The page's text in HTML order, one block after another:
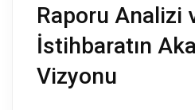
Raporu Analizi
İstihbaratın
Vizyonu